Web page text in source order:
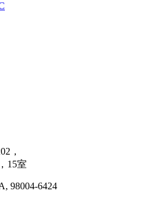
，
15室
98004-6424